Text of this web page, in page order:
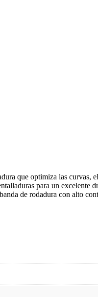
que optimiza las curvas,
para un excelente
de rodadura con alto